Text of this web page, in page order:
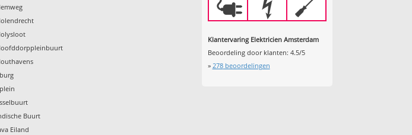
Buurt
Eiland
Klantervaring Elektricien Amsterdam
Beoordeling door klanten: 4.5/5
» 278beoordelingen